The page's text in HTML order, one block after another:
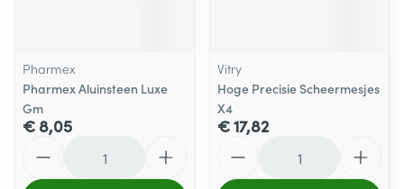
Pharmex
Pharmex Aluinsteen Luxe
Gm
€ 8,05
Vitry
Hoge Precisie Scheermesjes
X4
€ 17,82